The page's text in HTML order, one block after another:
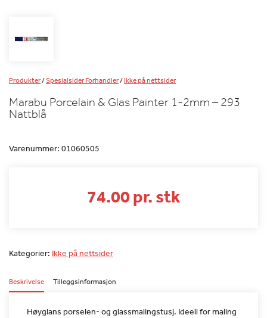
Produkter/Spesialsider Forhandler/Ikke på nettsider
Marabu Porcelain & Glas Painter 1-2mm – 293
Nattblå
Varenummer: 01060505
74.00 pr. stk
Kategorier: Ikke på nettsider
Beskrivelse Tilleggsinformasjon
Høyglans porselen- og glassmalingstusj. Ideell for maling